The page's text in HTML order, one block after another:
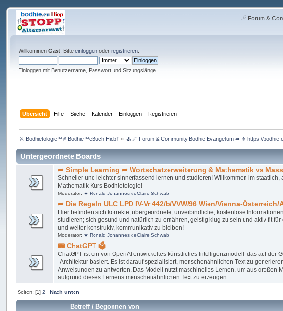
☄ Forum &
WillkommenGast . Bitteeinloggen oderregistrieren
Einloggen mit Benutzername, Passwort und Sitzungslänge
Übersicht Hilfe Suche Kalender Einloggen Registrieren
⚔ Bodhietologie™📓Bodhie™eBuch Hiob†» ⛪ ☄ Forum & Community Bodhie Evangelium ➦ ⚜ https://
Untergeordnete Boards
➦ Simple Learning ➦ Wortschatzerweiterung & Mathematik vs
Schneller und leichter sinnerfassend lernen und studieren! Willkommen im staatlich,
Mathematik Kurs Bodhietologie!
Moderator: ★ Ronald Johannes deClaire Schwab
➦ Die Regeln ULC LPD IV-Vr 442/b/VVW/96 Wien/Vienna-
Hier befinden sich korrekte, übergeordnete, unverbindliche, kostenlose
studieren; sich gesund und natürlich zu ernähren, geistig klug zu sein und aktiv fit
und weiter konstrukiv, kommunikativ zu bleiben!
Moderator: ★ Ronald Johannes deClaire Schwab
📟 ChatGPT 🗳
ChatGPT ist ein von OpenAI entwickeltes künstliches Intelligenzmodell, das auf der
-Architektur basiert. Es ist darauf spezialisiert, menschenähnlichen Text zu
Anweisungen zu antworten. Das Modell nutzt maschinelles Lernen, um aus großen
aufgrund dieses Lernens menschenähnlichen Text zu erzeugen.
Seiten: [1] 2 Nach unten
Betreff/ Begonnen von